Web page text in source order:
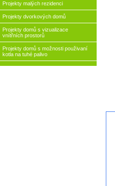
Projekty malých rezidenci
Projekty dvorkových domů
Projekty domů s vizualizace
vnítřních prostorů
Projekty domů s možnosti použivaní
kotla na tuhé palivo